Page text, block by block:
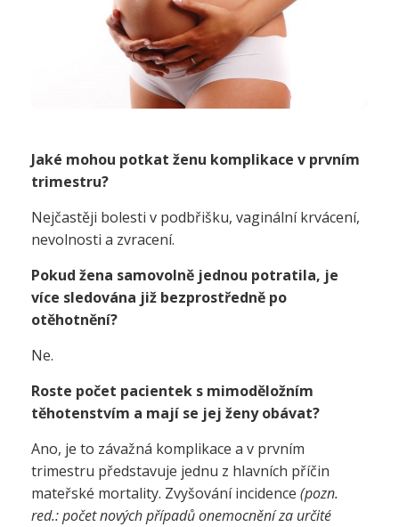
Jaké mohou potkat ženu komplikace v prvním
trimestru?
Nejčastěji bolesti v podbřišku, vaginální krvácení,
nevolnosti a zvracení.
Pokud žena samovolně jednou potratila, je
více sledována již bezprostředně po
otěhotnění?
Ne.
Roste počet pacientek s mimoděložním
těhotenstvím a mají se jej ženy obávat?
Ano, je to závažná komplikace a v prvním
trimestru představuje jednu z hlavních příčin
mateřské mortality. Zvyšování incidence (pozn.
red.: počet nových případů onemocnění za určité